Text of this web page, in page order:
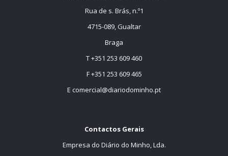
Rua de s. Brás, n.º1
4715-089, Gualtar
Braga
T +351 253 609 460
F +351 253 609 465
E comercial@diariodominho.pt
Contactos Gerais
Empresa do Diário do Minho, Lda.